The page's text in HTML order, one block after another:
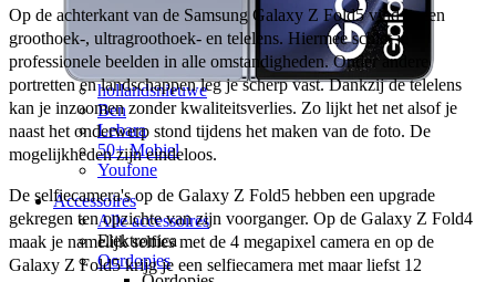
Huidige provider
Odido
Vodafone
KPN
hollandsnieuwe
Ben
Lebara
50+ Mobiel
Youfone
Accessoires
Alle accessoires
Elektronica
Oordopjes
Op de achterkant van de Samsung Galaxy Z Fold5 vind je een
groothoek-, ultragroothoek- en telelens. Hiermee schiet je
professionele beelden in alle omstandigheden. Onder andere
portretten en landschappen leg je scherp vast. Dankzij de telelens
kan je inzoomen zonder kwaliteitsverlies. Zo lijkt het net alsof je
naast het onderwerp stond tijdens het maken van de foto. De
mogelijkheden zijn eindeloos.
De selfiecamera's op de Galaxy Z Fold5 hebben een upgrade
gekregen ten opzichte van zijn voorganger. Op de Galaxy Z Fold4
maak je namelijk selfies met de 4 megapixel camera en op de
Galaxy Z Fold5 krijg je een selfiecamera met maar liefst 12